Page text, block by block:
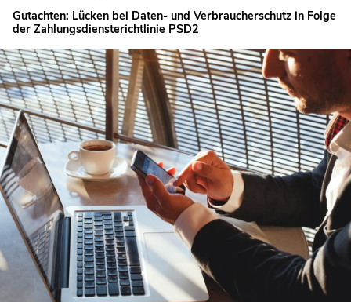
Gutachten: Lücken bei Daten- und Verbraucherschutz in Folge
der Zahlungsdiensterichtlinie PSD2